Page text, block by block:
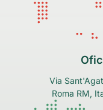
Via
Roma RM,